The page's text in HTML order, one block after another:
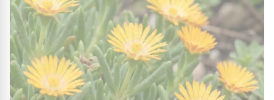
recommandé pour protéger le système racinaire des
gelées, surtout de décembre à mars.
Utilisations au jardin
Le Délosperme de Cooper est un excellent choix
pour divers aménagements paysagers : il embellit les